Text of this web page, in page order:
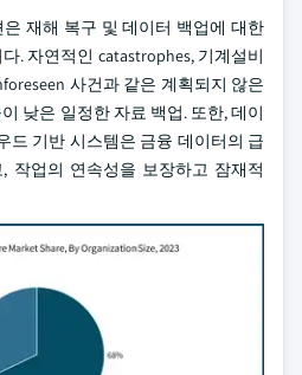
재해 복구 및 데이터 백업에 대한
. 자연적인 catastrophes, 기계설비
사건과 같은 계획되지 않은
낮은 일정한 자료 백업. 또한, 데이
드 기반 시스템은 금융 데이터의 급
작업의 연속성을 보장하고 잠재적